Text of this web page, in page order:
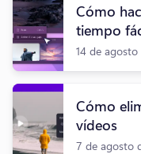
Cómo
tiempo
14 de
Cómo
vídeos
7 de agosto